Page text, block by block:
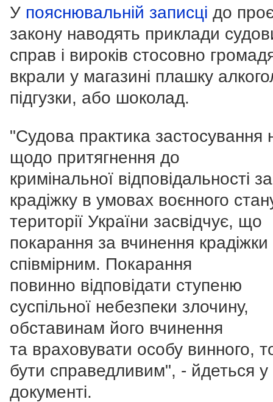
У пояснювальній записці до
закону наводять приклади
справ і вироків стосовно
вкрали у магазині плашку
підгузки, або шоколад.
"Судова практика застосування
щодо притягнення до
кримінальної відповідальності за
крадіжку в умовах воєнного
території України засвідчує, що
покарання за вчинення
співмірним. Покарання
повинно відповідати ступеню
суспільної небезпеки злочину,
обставинам його вчинення
та враховувати особу винного,
бути справедливим", - йдеться у
документі.